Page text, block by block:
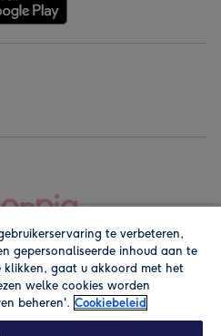
te verbeteren,
gepersonaliseerde inhoud aan te
klikken, gaat u akkoord met het
welke cookies worden
beheren'. Cookiebeleid